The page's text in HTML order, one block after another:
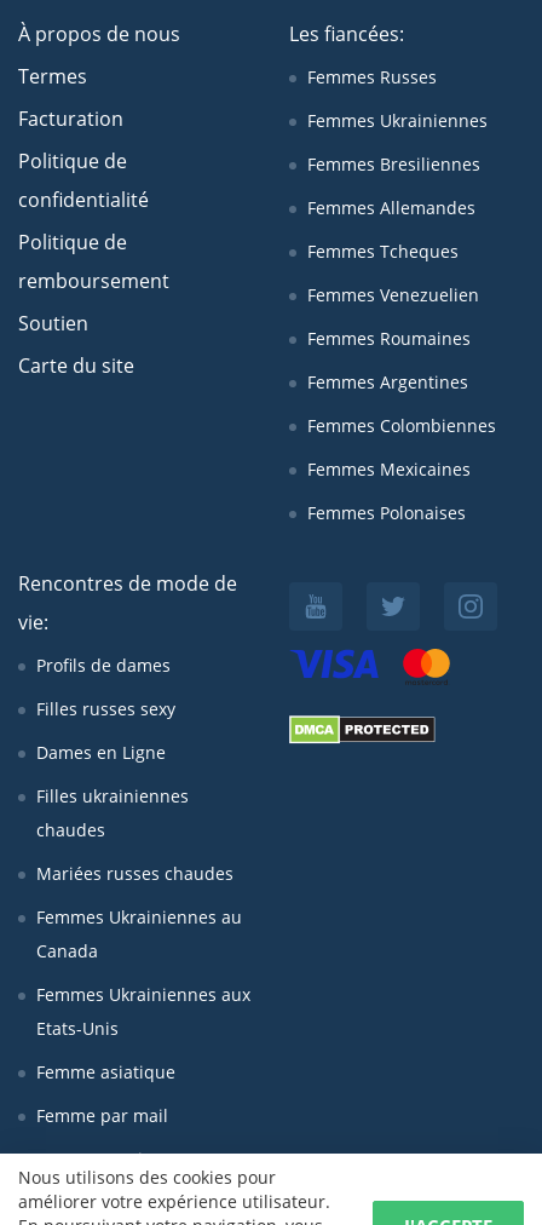
À propos de nous
Termes
Facturation
Politique de
confidentialité
Politique de
remboursement
Soutien
Carte du site
Les fiancées:
Femmes Russes
Femmes Ukrainiennes
Femmes Bresiliennes
Femmes Allemandes
Femmes Tcheques
Femmes Venezuelien
Femmes Roumaines
Femmes Argentines
Femmes Colombiennes
Femmes Mexicaines
Femmes Polonaises
Rencontres de mode de
vie:
Profils de dames
Filles russes sexy
Dames en Ligne
Filles ukrainiennes
chaudes
Mariées russes chaudes
Femmes Ukrainiennes au
Canada
Femmes Ukrainiennes aux
Etats-Unis
Femme asiatique
Femme par mail
Femmes seniors
Nous utilisons des cookies pour
améliorer votre expérience utilisateur.